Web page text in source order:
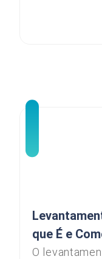
que É e
O